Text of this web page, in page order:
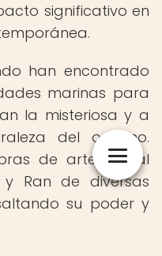
significativo en
han encontrado
marinas para
la misteriosa y a
del océano.
de arte digital
Ran de diversas
su poder y